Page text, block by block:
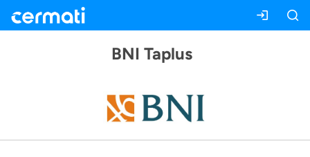
BNI Taplus